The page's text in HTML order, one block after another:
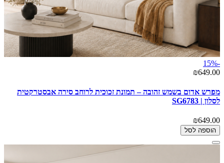
-15%
₪649.00
מפרש אדום בשמש זהובה – תמונת זכוכית לרוחב סירה אבסטרקטית
לסלון | SG6783
₪649.00
הוספה לסל